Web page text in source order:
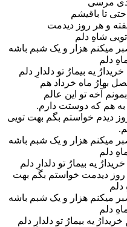
مرسی
تا باقیشم
و هر روز دیدمت
شاهِ دلم
میکنم هزار و یک شبم باشه
دلم
یه بیمارُ تو دلدارِ دلم
بهارُ ماه خرداد هم
آخه تو این عالم
به هم که دوستت دارم.
دیدم خواستم بگم بهت تویی
میکنم هزار و یک شبم باشه
دلم
یه بیمارُ تو دلدارِ دلم
روز دیدمت خواستم بگم بهت
دلم
میکنم هزار و یک شبم باشه
دلم
یه بیمارُ تو دلدارِ دلم